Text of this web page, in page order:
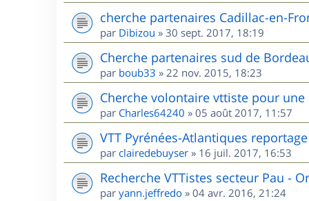
cherche partenaires Cadillac-en-
par Dibizou » 30 sept. 2017, 18:19
Cherche partenaires sud de
par boub33 » 22 nov. 2015, 18:23
Cherche volontaire vttiste pour
par Charles64240 » 05 août 2017, 11:57
VTT Pyrénées-Atlantiques
par clairedebuyser » 16 juil. 2017, 16:53
Recherche VTTistes secteur Pau -
par yann.jeffredo » 04 avr. 2016, 21:24